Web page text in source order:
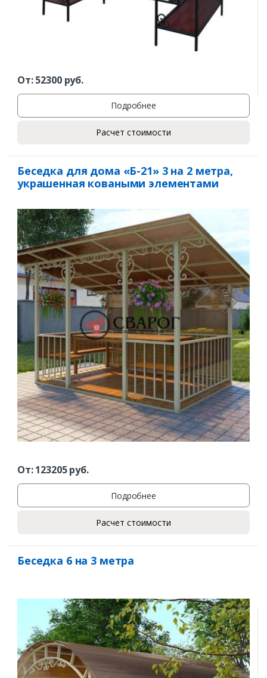
От:52300руб.
Подробнее
Расчет стоимости
Беседка для дома «Б-21» 3 на 2 метра,
украшенная коваными элементами
От:123205руб.
Подробнее
Расчет стоимости
Беседка 6 на 3 метра